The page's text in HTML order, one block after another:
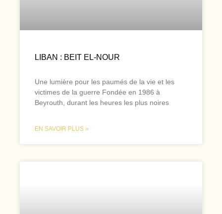
LIBAN : BEIT EL-NOUR
Une lumière pour les paumés de la vie et les
victimes de la guerre Fondée en 1986 à
Beyrouth, durant les heures les plus noires
EN SAVOIR PLUS »